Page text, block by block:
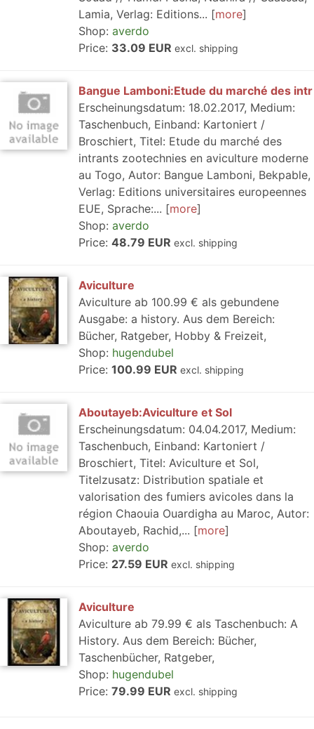
Lamia, Verlag: Editions...
more
Shop: averdo
Price: 33.09 EUR excl. shipping
Bangue Lamboni:Etude du marché des intr
Erscheinungsdatum: 18.02.2017, Medium:
Taschenbuch, Einband: Kartoniert /
Broschiert, Titel: Etude du marché des
intrants zootechnies en aviculture moderne
au Togo, Autor: Bangue Lamboni, Bekpable,
Verlag: Editions universitaires europeennes
EUE, Sprache:...
more
Shop: averdo
Price: 48.79 EUR excl. shipping
Aviculture
Aviculture ab 100.99 € als gebundene
Ausgabe: a history. Aus dem Bereich:
Bücher, Ratgeber, Hobby & Freizeit,
Shop: hugendubel
Price: 100.99 EUR excl. shipping
Aboutayeb:Aviculture et Sol
Erscheinungsdatum: 04.04.2017, Medium:
Taschenbuch, Einband: Kartoniert /
Broschiert, Titel: Aviculture et Sol,
Titelzusatz: Distribution spatiale et
valorisation des fumiers avicoles dans la
région Chaouia Ouardigha au Maroc, Autor:
Aboutayeb, Rachid,...
more
Shop: averdo
Price: 27.59 EUR excl. shipping
Aviculture
Aviculture ab 79.99 € als Taschenbuch: A
History. Aus dem Bereich: Bücher,
Taschenbücher, Ratgeber,
Shop: hugendubel
Price: 79.99 EUR excl. shipping